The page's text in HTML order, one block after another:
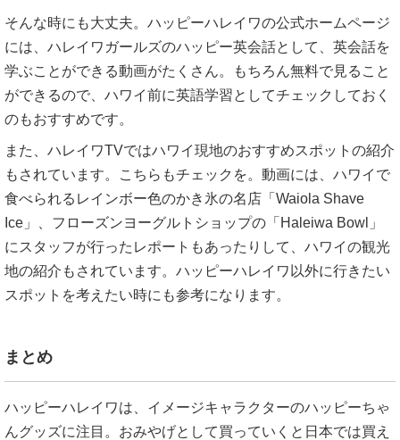
そんな時にも大丈夫。ハッピーハレイワの公式ホームページ
には、ハレイワガールズのハッピー英会話として、英会話を
学ぶことができる動画がたくさん。もちろん無料で見ること
ができるので、ハワイ前に英語学習としてチェックしておく
のもおすすめです。
また、ハレイワTVではハワイ現地のおすすめスポットの紹介
もされています。こちらもチェックを。動画には、ハワイで
食べられるレインボー色のかき氷の名店「Waiola Shave
Ice」、フローズンヨーグルトショップの「Haleiwa Bowl」
にスタッフが行ったレポートもあったりして、ハワイの観光
地の紹介もされています。ハッピーハレイワ以外に行きたい
スポットを考えたい時にも参考になります。
まとめ
ハッピーハレイワは、イメージキャラクターのハッピーちゃ
んグッズに注目。おみやげとして買っていくと日本では買え